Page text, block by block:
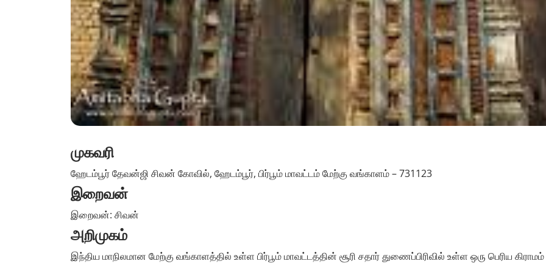
முகவரி
ஹேடம்பூர் தேவன்ஜி சிவன் கோவில், ஹேடம்பூர், பிர்பூம் மாவட்டம் மேற்கு வங்காளம் – 731123
இறைவன்
இறைவன்: சிவன்
அறிமுகம்
இந்திய மாநிலமான மேற்கு வங்காளத்தில் உள்ள பிர்பூம் மாவட்டத்தின் சூரி சதார் துணைப்பிரிவில் உள்ள ஒரு பெரிய கிராமம்